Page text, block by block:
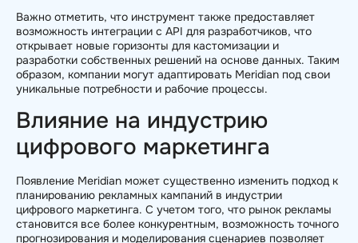
Важно отметить, что инструмент также предоставляет
возможность интеграции с API для разработчиков, что
открывает новые горизонты для кастомизации и
разработки собственных решений на основе данных. Таким
образом, компании могут адаптировать Meridian под свои
уникальные потребности и рабочие процессы.
Влияние на индустрию
цифрового маркетинга
Появление Meridian может существенно изменить подход к
планированию рекламных кампаний в индустрии
цифрового маркетинга. С учетом того, что рынок рекламы
становится все более конкурентным, возможность точного
прогнозирования и моделирования сценариев позволяет